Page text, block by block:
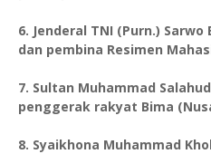
6. Jenderal TNI (Purn.)
dan pembina Resimen
7. Sultan Muhammad
penggerak rakyat Bima
8. Syaikhona Muhammad